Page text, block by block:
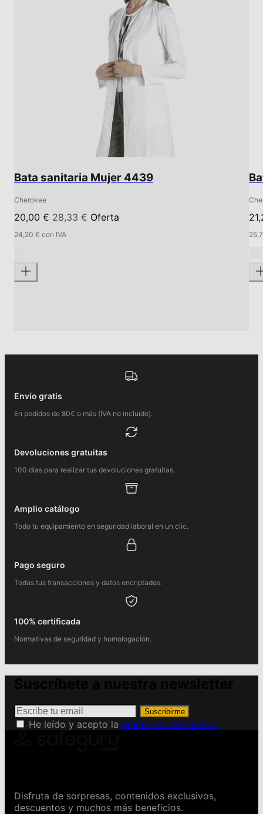
Bata sanitaria Mujer 4439
Cherokee
20,00 € 28,33 € Oferta
24,20 € con IVA
Envío gratis
En pedidos de 80€ o más (IVA no incluido).
Devoluciones gratuitas
100 días para realizar tus devoluciones gratuitas.
Amplio catálogo
Todo tu equipamiento en seguridad laboral en un clic.
Pago seguro
Todas tus transacciones y datos encriptados.
100% certificada
Normativas de seguridad y homologación.
Suscribirme
He leído y acepto la política de privacidad
Disfruta de sorpresas, contenidos exclusivos,
descuentos y muchos más beneficios.